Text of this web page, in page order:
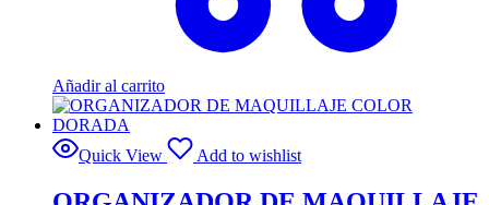
Añadir al carrito
Quick View Add to wishlist